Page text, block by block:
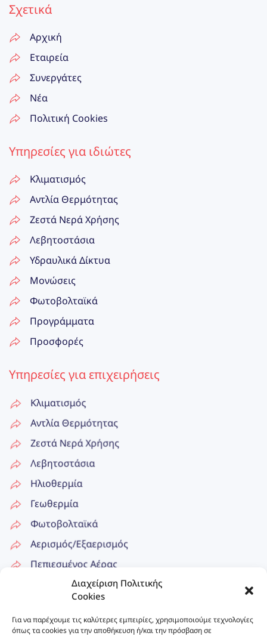
Διαχείριση Πολιτικής
Cookies
Για να παρέχουμε τις καλύτερες εμπειρίες, χρησιμοποιούμε τεχνολογίες
όπως τα cookies για την αποθήκευση ή/και την πρόσβαση σε
Σχετικά
Αρχική
Εταιρεία
Συνεργάτες
Νέα
Πολιτική Cookies
Υπηρεσίες για ιδιώτες
Κλιματισμός
Αντλία Θερμότητας
Ζεστά Νερά Χρήσης
Λεβητοστάσια
Υδραυλικά Δίκτυα
Μονώσεις
Φωτοβολταϊκά
Προγράμματα
Προσφορές
Υπηρεσίες για επιχειρήσεις
Κλιματισμός
Αντλία Θερμότητας
Ζεστά Νερά Χρήσης
Λεβητοστάσια
Ηλιοθερμία
Γεωθερμία
Φωτοβολταϊκά
Αερισμός/Εξαερισμός
Πεπιεσμένος Αέρας
Δίκτυα Ατμού
Επικοινωνία